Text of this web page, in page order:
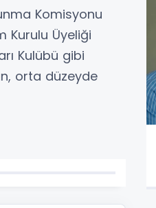
Komisyonu
Kurulu Üyeliği
Kulübü gibi
orta düzeyde